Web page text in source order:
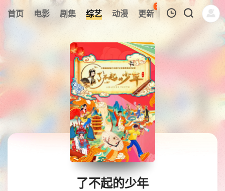
首页 电影 剧集 综艺 动漫 更新
36
热榜 APP
暂无观看影片的记录
了不起的少年